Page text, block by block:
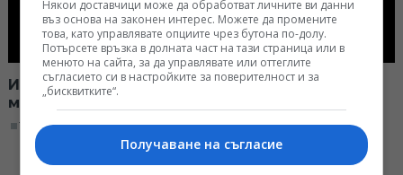
Историята на Йоана Пенина и пътят от
мениджър до майка на три деца
13:30, 06.05.2026
Някои доставчици може да обработват личните ви данни
въз основа на законен интерес. Можете да промените
това, като управлявате опциите чрез бутона по-долу.
Потърсете връзка в долната част на тази страница или в
менюто на сайта, за да управлявате или оттеглите
съгласието си в настройките за поверителност и за
„бисквитките“.
Получаване на съгласие